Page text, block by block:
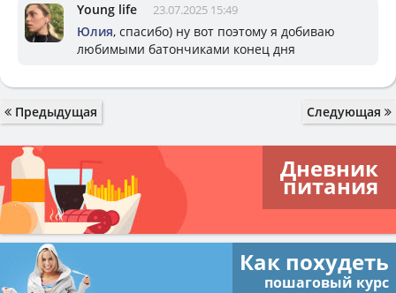
Young life 23.07.2025 15:49
Юлия, спасибо) ну вот поэтому я добиваю
любимыми батончиками конец дня
Предыдущая Следующая
Дневник
питания
Как похудеть
пошаговый курс